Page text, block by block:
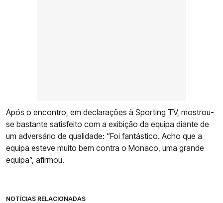
Após o encontro, em declarações à Sporting TV, mostrou-
se bastante satisfeito com a exibição da equipa diante de
um adversário de qualidade: “Foi fantástico. Acho que a
equipa esteve muito bem contra o Monaco, uma grande
equipa”, afirmou.
NOTÍCIAS RELACIONADAS